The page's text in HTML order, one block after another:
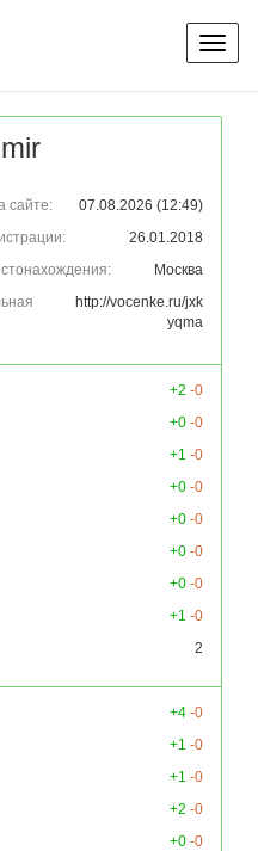
сайте:
07.08.2026 (12:49)
26.01.2018
Москва
http://vocenke.ru/jxk
yqma
+2 -0
+0 -0
+1 -0
+0 -0
+0 -0
+0 -0
+0 -0
+1 -0
2
+4 -0
+1 -0
+1 -0
+2 -0
+0 -0